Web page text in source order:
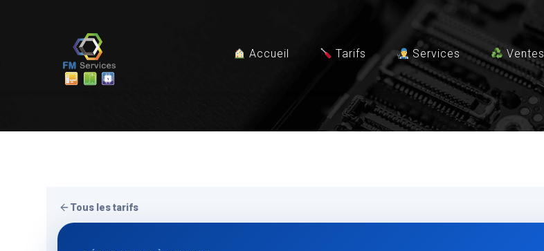
Accueil Tarifs Services Ventes
Tous les tarifs